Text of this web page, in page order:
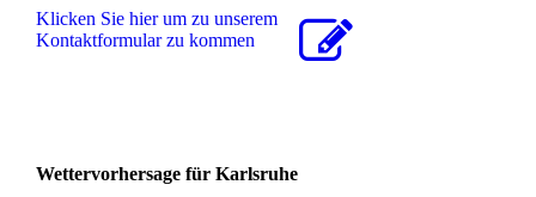
Klicken Sie hier um zu unserem
Kon­takt­for­mu­lar zu kommen
Wettervorhersage für Karlsruhe